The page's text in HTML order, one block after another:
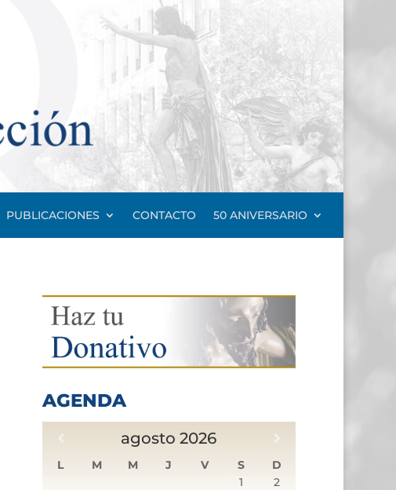
PUBLICACIONES CONTACTO 50 ANIVERSARIO
AGENDA
agosto 2026
L M M J V S
D
1
2